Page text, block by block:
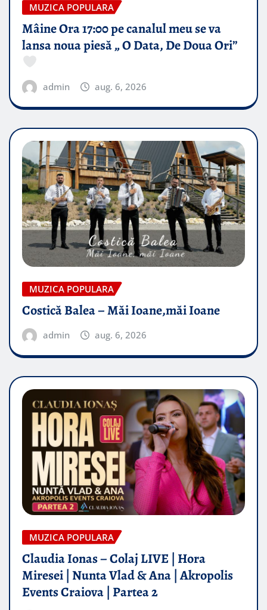
MUZICA POPULARA
Mâine Ora 17:00 pe canalul meu se va
lansa noua piesă „ O Data, De Doua Ori”
admin aug. 6, 2026
MUZICA POPULARA
Costică Balea – Măi Ioane,măi Ioane
admin aug. 6, 2026
MUZICA POPULARA
Claudia Ionas – Colaj LIVE | Hora
Miresei | Nunta Vlad & Ana | Akropolis
Events Craiova | Partea 2